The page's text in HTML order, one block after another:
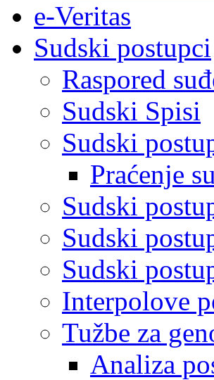
e-Veritas
Sudski postupci
Raspored
Sudski Spisi
Sudski
Praćenje
Sudski
Sudski
Sudski
Interpolove
Tužbe za
Analiza